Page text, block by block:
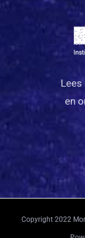
en
Copyright 2022